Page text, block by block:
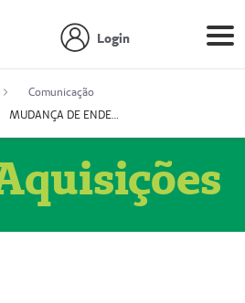
Login
Comunicação
MUDANÇA DE ENDEREÇO - DIAGITAB SERVIÇOS MÉDICOS LTDA (54003267-5)